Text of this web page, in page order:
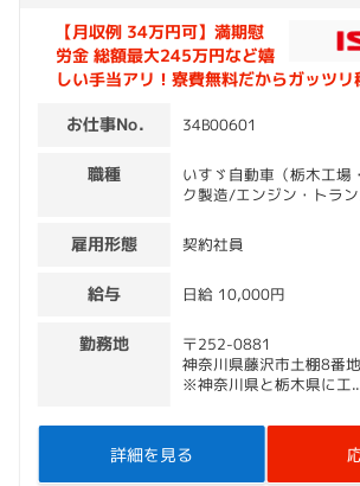
【月収例 34万円可】満期慰
労⾦ 総額最大245万円など嬉
しい手当アリ！寮費無料だからガッツリ
お仕事No. 34B00601
職種 いすゞ自動車（栃木工場
ク製造/エンジン・トラ
雇用形態 契約社員
給与 日給 10,000円
勤務地 〒252-0881
神奈川県藤沢市土棚8番地
※神奈川県と栃木県に工
詳細を見る